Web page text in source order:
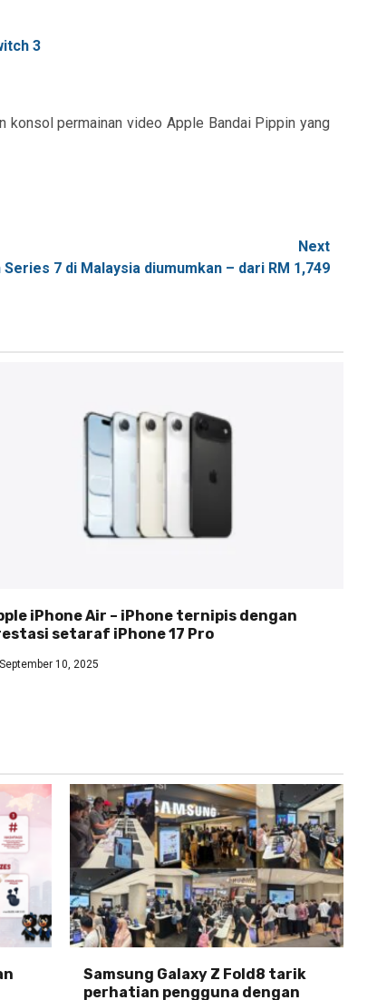
konsol permainan video Apple Bandai Pippin yang
Next
Series 7 di Malaysia diumumkan – dari RM 1,749
iPhone Air – iPhone ternipis dengan
setaraf iPhone 17 Pro
September 10, 2025
Samsung Galaxy Z Fold8 tarik
perhatian pengguna dengan